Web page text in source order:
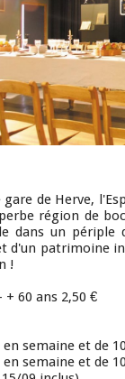
de Herve,
région de
dans un
d'un patrimoine
!
60 ans 2,50 €
semaine et de
semaine et de